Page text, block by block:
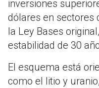
inversiones
dólares en sectores
la Ley Bases
estabilidad de 30
El esquema está
como el litio y